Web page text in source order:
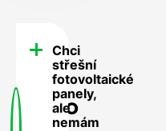
FAQ
-
Často
Chci
střešní
fotovoltaické
panely,
ale
nemám